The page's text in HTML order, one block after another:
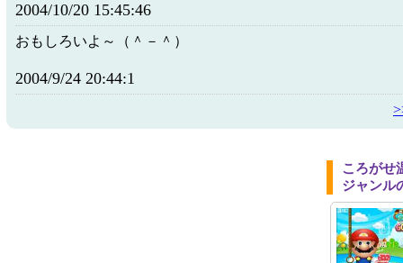
2004/10/20 15:45:46
おもしろいよ～（＾－＾）
2004/9/24 20:44:1
ころがせ
ジャンル